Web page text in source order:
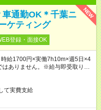
NEW
通勤OK＊千葉ニ
ケティング
登録・面接OK
給1700円×実働7h10m×週5日×4
ありません。※給与即受取りサ
て実費支給